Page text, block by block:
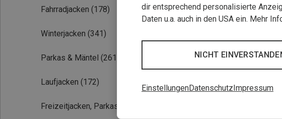
Fahrradjacken (178)
Winterjacken (341)
Parkas & Mäntel (261)
Laufjacken (172)
Freizeitjacken, Parkas
dir entsprechend personalisierte
Daten u.a. auch in den USA ein. Mehr
NICHT
EinstellungenDatenschutzImpressum